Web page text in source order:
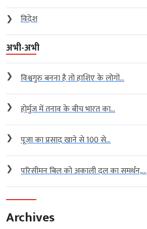
❯
विदेश
अभी-अभी
❯ विश्वगुरु बनना है तो हाशिए के लोगों...
❯ होर्मुज में तनाव के बीच भारत का...
❯ पूजा का प्रसाद खाने से 100 से...
❯ परिसीमन बिल को अकाली दल का समर्थन,...
Archives